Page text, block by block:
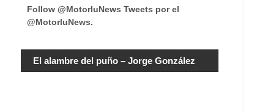
Follow @MotorluNews Tweets por el
@MotorluNews.
El alambre del puño – Jorge González